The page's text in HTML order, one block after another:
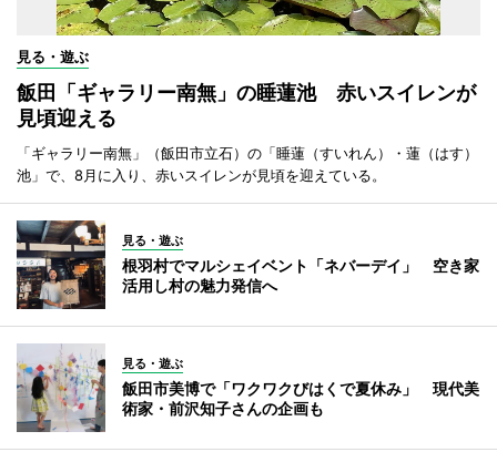
見る・遊ぶ
飯田「ギャラリー南無」の睡蓮池 赤いスイレンが
見頃迎える
「ギャラリー南無」（飯田市立石）の「睡蓮（すいれん）・蓮（はす）
池」で、8月に入り、赤いスイレンが見頃を迎えている。
見る・遊ぶ
根羽村でマルシェイベント「ネバーデイ」 空き家
活用し村の魅力発信へ
見る・遊ぶ
飯田市美博で「ワクワクびはくで夏休み」 現代美
術家・前沢知子さんの企画も